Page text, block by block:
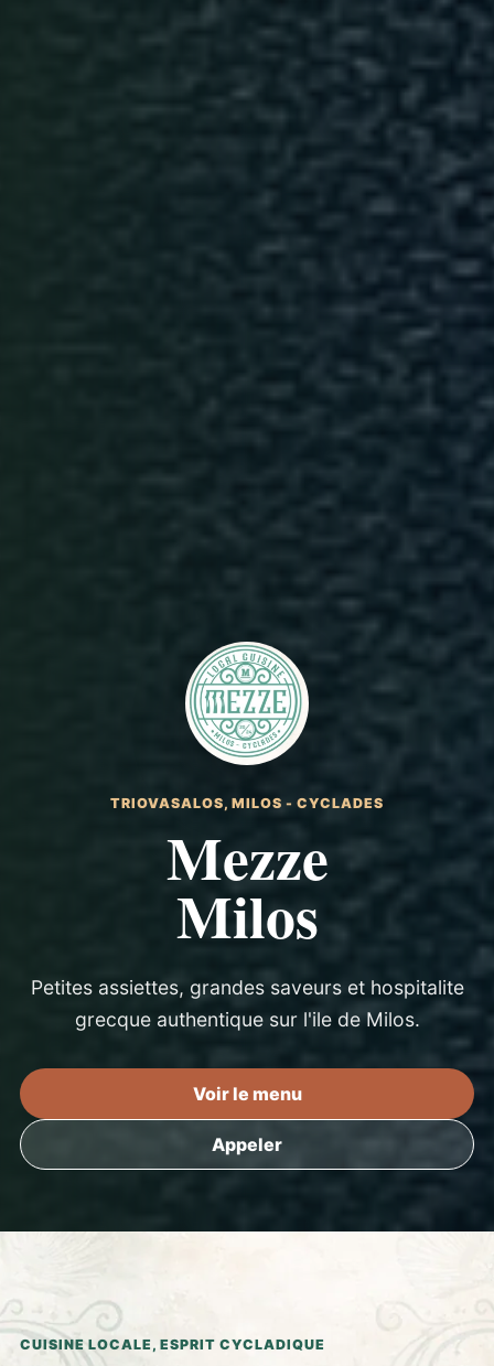
TRIOVASALOS, MILOS - CYCLADES
Mezze
Milos
Petites assiettes, grandes saveurs et hospitalite
grecque authentique sur l'ile de Milos.
Voir le menu
Appeler
CUISINE LOCALE, ESPRIT CYCLADIQUE